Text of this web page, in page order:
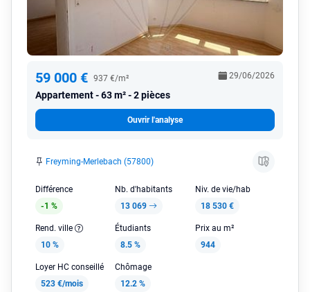
59 000 € 937 €/m²
Appartement 63 m² - 2 pièces
29/06/2026
Ouvrir l'analyse
Freyming-Merlebach (57800)
Différence
-1 %
Nb. d'habitants
13 069
Niv. de vie/hab
18 530 €
Rend. ville
10 %
Étudiants
8.5 %
Prix au m²
944
Loyer HC conseillé
523 €/mois
Chômage
12.2 %